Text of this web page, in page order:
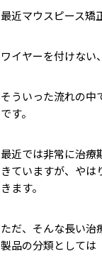
最近マウスピース矯
ワイヤーを付けない
そういった流れの中
です。
最近では非常に治療
きていますが、やは
きます。
ただ、そんな長い治
製品の分類としては